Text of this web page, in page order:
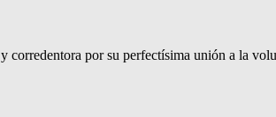
corredentora por su perfectísima unión a la